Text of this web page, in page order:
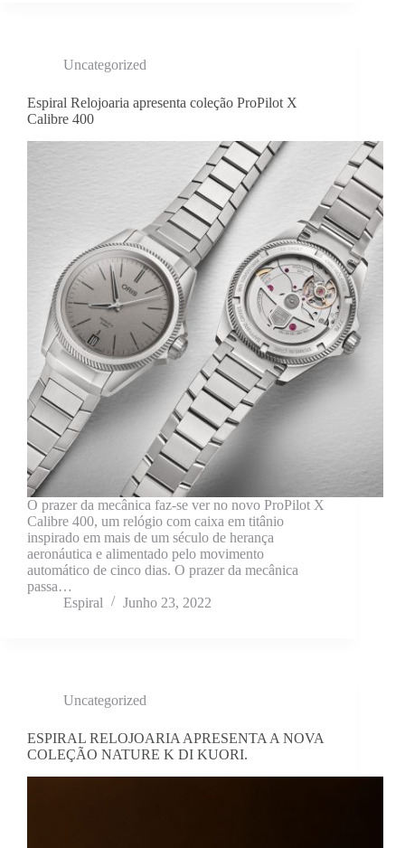
Uncategorized
Espiral Relojoaria apresenta coleção ProPilot X
Calibre 400
O prazer da mecânica faz-se ver no novo ProPilot X
Calibre 400, um relógio com caixa em titânio
inspirado em mais de um século de herança
aeronáutica e alimentado pelo movimento
automático de cinco dias. O prazer da mecânica
passa…
Espiral
Junho 23, 2022
Uncategorized
ESPIRAL RELOJOARIA APRESENTA A NOVA
COLEÇÃO NATURE K DI KUORI.